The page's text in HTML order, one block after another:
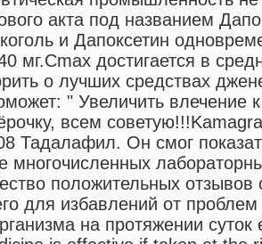
акта под названием
и Дапоксетин
мг.Cmax достигается в
о лучших средствах
" Увеличить влечение
всем
Тадалафил. Он смог
многочисленных
положительных отзывов
для избавлений от
на протяжении